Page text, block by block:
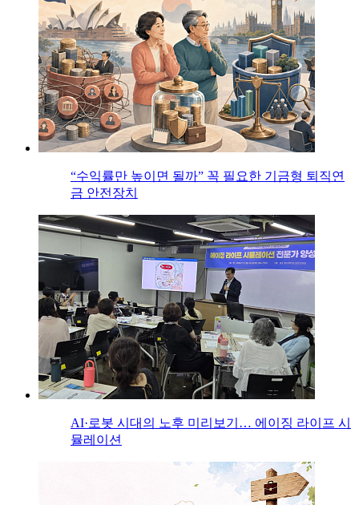
“수익률만 높이면 될까” 꼭 필요한 기금형 퇴직연
금 안전장치
AI·로봇 시대의 노후 미리보기… 에이징 라이프 시
뮬레이션